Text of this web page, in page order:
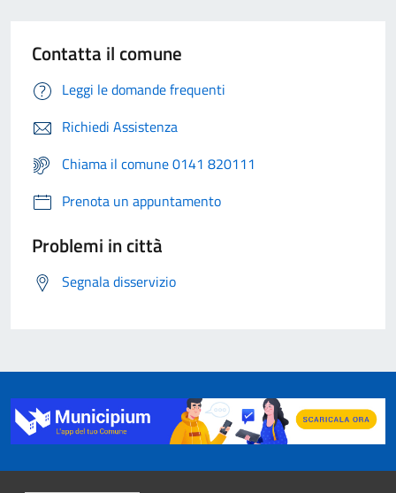
Contatta il comune
Leggi le domande frequenti
Richiedi Assistenza
Chiama il comune 0141 820111
Prenota un appuntamento
Problemi in città
Segnala disservizio